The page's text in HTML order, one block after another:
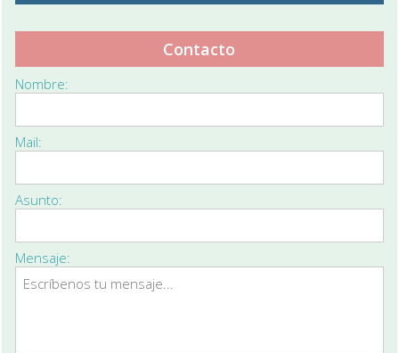
Contacto
Nombre:
Mail:
Asunto:
Mensaje: